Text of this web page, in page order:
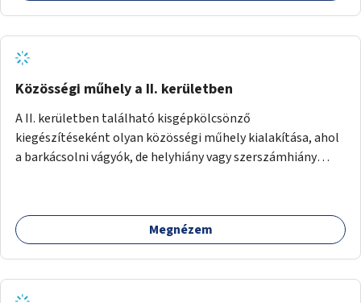
Közösségi műhely a II. kerületben
A II. kerületben található kisgépkölcsönző
kiegészítéseként olyan közösségi műhely kialakítása, ahol
a barkácsolni vágyók, de helyhiány vagy szerszámhiány
Megnézem